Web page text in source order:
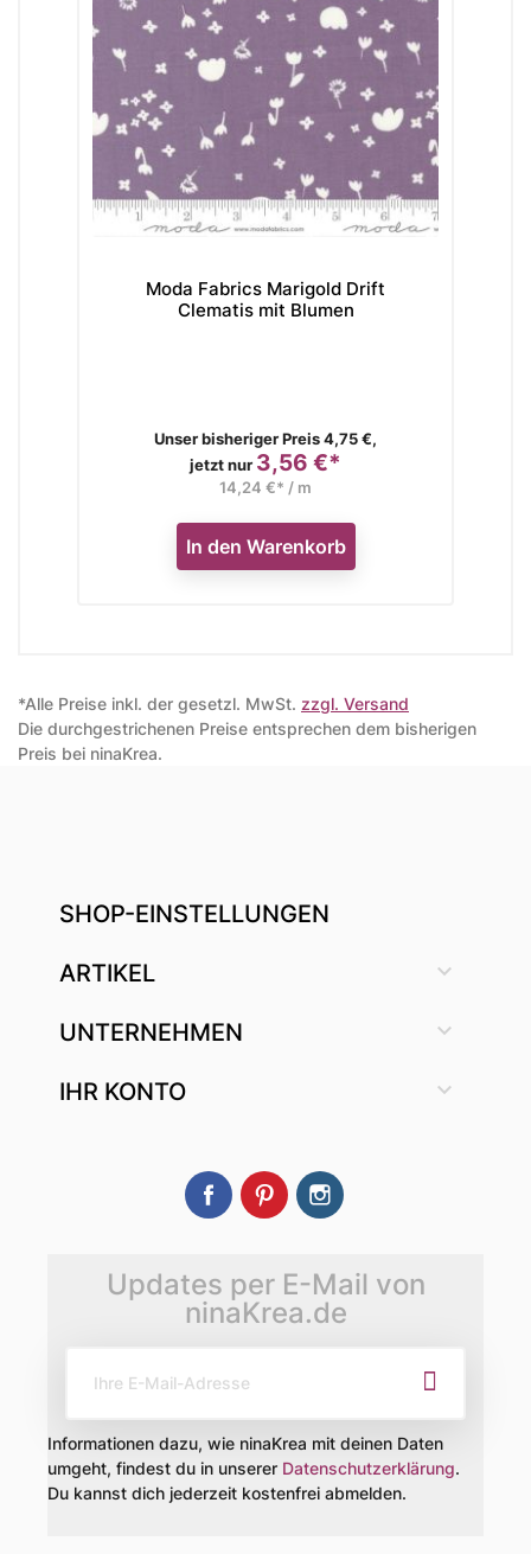
Moda Fabrics Marigold Drift
Clematis mit Blumen
Verkaufspreis
Unser bisheriger Preis 4,75 €,
jetzt nur Preis
3,56 €*
14,24 €* / m
In den Warenkorb
*Alle Preise inkl. der gesetzl. MwSt. zzgl. Versand
Die durchgestrichenen Preise entsprechen dem bisherigen
Preis bei ninaKrea.
SHOP-EINSTELLUNGEN
ARTIKEL 
UNTERNEHMEN 
IHR KONTO 
FacebookPinterest
Updates per E-Mail von
ninaKrea.de
Informationen dazu, wie ninaKrea mit deinen Daten
umgeht, findest du in unserer Datenschutzerklärung.
Du kannst dich jederzeit kostenfrei abmelden.